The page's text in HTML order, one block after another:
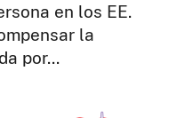
en los EE.
la
por...